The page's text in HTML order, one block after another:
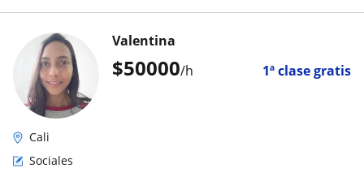
$50000/h 1ª clase gratis
Valentina
Cali
Sociales